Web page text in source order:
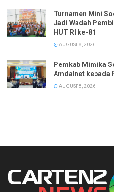
Turnamen Mini
Jadi Wadah
HUT RI ke-81
AUGUST 8, 2026
Pemkab Mimika
Amdalnet kepada
AUGUST 8, 2026